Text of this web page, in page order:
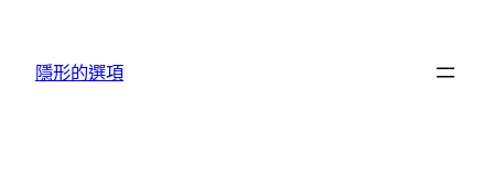
隱形的選項